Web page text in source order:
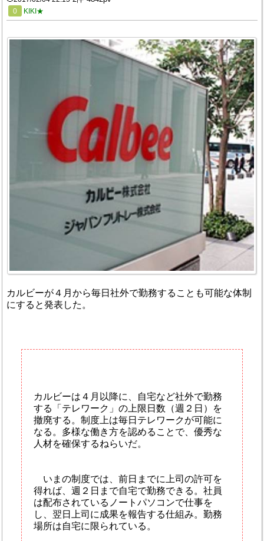
0 KIKI★
カルビーが４月から毎日社外で勤務することも可能な体制
にすると発表した。
カルビーは４月以降に、自宅など社外で勤務
する「テレワーク」の上限日数（週２日）を
撤廃する。制度上は毎日テレワークが可能に
なる。多様な働き方を認めることで、優秀な
人材を確保するねらいだ。
いまの制度では、前日までに上司の許可を
得れば、週２日まで自宅で勤務できる。社員
は配布されているノートパソコンで仕事を
し、翌日上司に成果を報告する仕組み。勤務
場所は自宅に限られている。